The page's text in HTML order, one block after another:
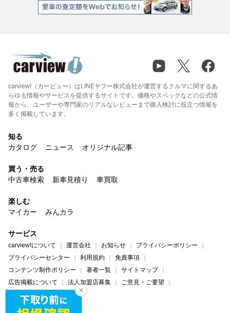
carview!（カービュー）はLINEヤフー株式会社が運営するクルマに関するあ
らゆる情報やサービスを提供するサイトです。価格やスペックなどの公式情
報から、ユーザーや専門家のリアルなレビューまで購入検討に役立つ情報を
多く掲載しています。
知る
カタログ
ニュース オリジナル記事
買う・売る
中古車検索
新車見積り 車買取
楽しむ
マイカー
みんカラ
サービス
carview!について 運営会社 お知らせ
プライバシーポリシー
プライバシーセンター
利用規約
免責事項
コンテンツ制作ポリシー
著者一覧
サイトマップ
広告掲載について
法人加盟店募集
ご意見・ご要望
ヘルプ・お問い合わせ